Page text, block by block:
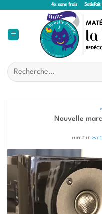
4x sans frais Satisfait
Recherche
pour :
Nouvelle
PUBLIÉ LE 26